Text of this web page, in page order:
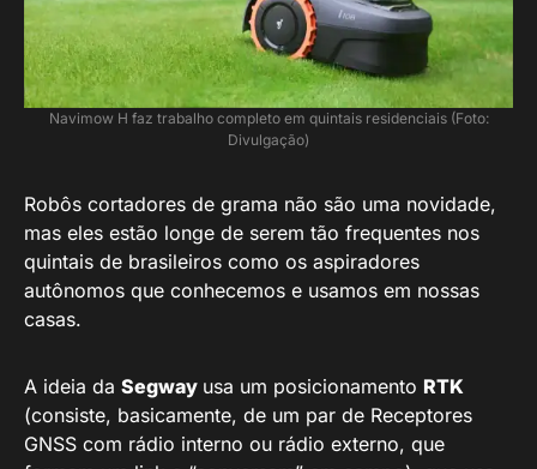
Navimow H faz trabalho completo em quintais residenciais (Foto:
Divulgação)
Robôs cortadores de grama não são uma novidade,
mas eles estão longe de serem tão frequentes nos
quintais de brasileiros como os aspiradores
autônomos que conhecemos e usamos em nossas
casas.
A ideia da Segway usa um posicionamento RTK
(consiste, basicamente, de um par de Receptores
GNSS com rádio interno ou rádio externo, que